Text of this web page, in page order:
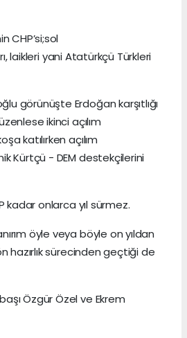
CHP’si;sol
laikleri yani Atatürkçü Türkleri
görünüşte Erdoğan karşıtlığı
ikinci açılım
katılırken açılım
Kürtçü - DEM destekçilerini
kadar onlarca yıl sürmez.
öyle veya böyle on yıldan
hazırlık sürecinden geçtiği de
Özgür Özel ve Ekrem